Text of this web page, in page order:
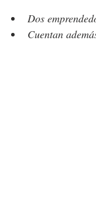
Dos
Cuentan